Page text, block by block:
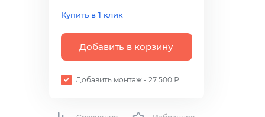
Купить в 1 клик
Добавить в корзину
Добавить монтаж - 27 500 ₽